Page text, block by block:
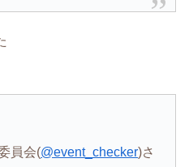
員会(@event_checker)さ